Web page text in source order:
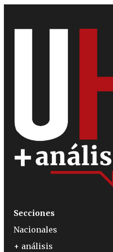
Secciones
Nacionales
+ análisis